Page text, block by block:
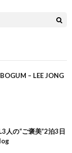
– LEE JONG
人の“ご褒美”2泊3日